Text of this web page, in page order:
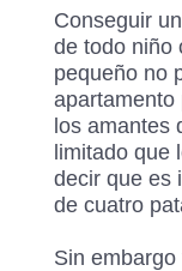
Conseguir
de todo niño
pequeño no
apartamento
los amantes
limitado que
decir que es
de cuatro
Sin